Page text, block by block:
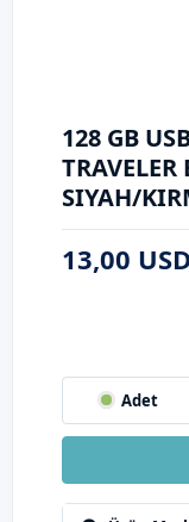
128 GB
SIYAH/
13,00 USD
Adet